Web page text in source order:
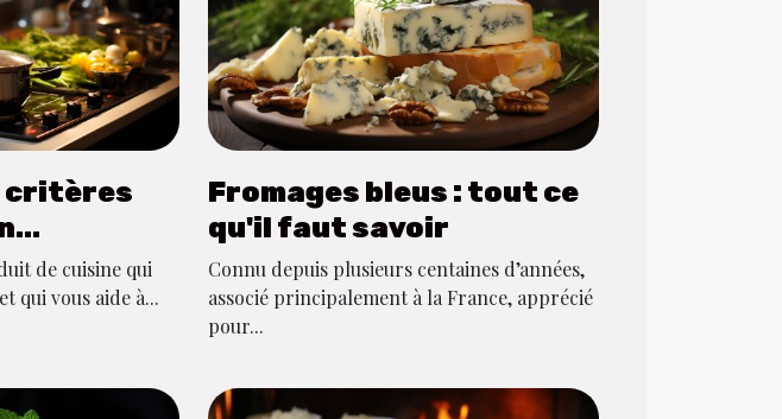
critères
le
?
de cuisine qui
qui vous aide à...
Fromages bleus : tout ce
qu'il faut savoir
Connu depuis plusieurs centaines d’années,
associé principalement à la France, apprécié
pour...